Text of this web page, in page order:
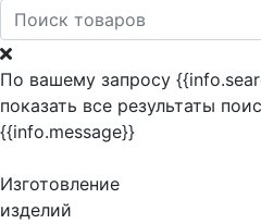
По вашему запросу
показать все результаты
{{info.message}}
Изготовление
изделий